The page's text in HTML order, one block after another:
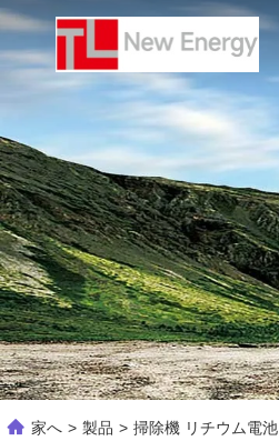
家へ > 製品 > 掃除機 リチウム電池